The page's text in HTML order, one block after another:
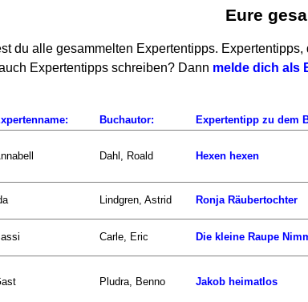
Eure
du alle gesammelten Expertentipps.
Expertentipps schreiben? Dann melde dich als
Buchautor: Expertentipp zu dem
Dahl, Roald Hexen hexen
Lindgren, Astrid Ronja Räubertochter
Carle, Eric Die kleine Raupe
Pludra, Benno Jakob heimatlos